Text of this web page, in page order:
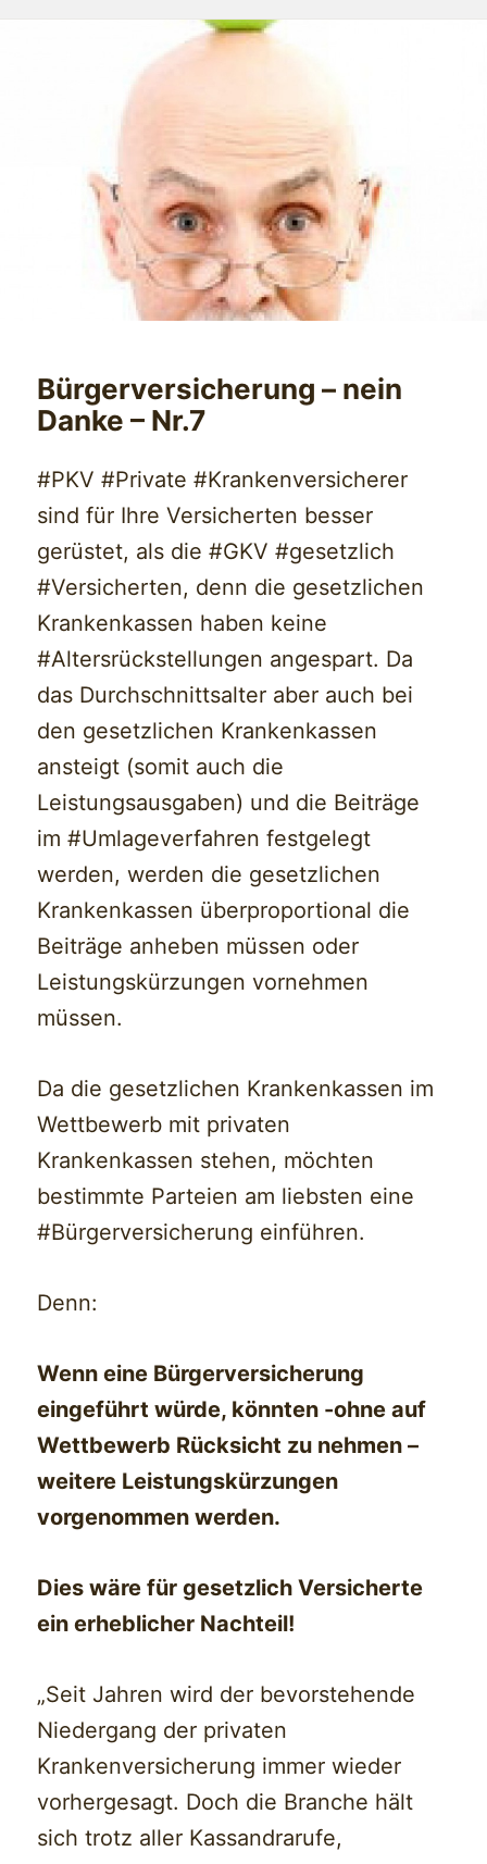
Bürgerversicherung – nein
Danke – Nr.7
#PKV #Private #Krankenversicherer
sind für Ihre Versicherten besser
gerüstet, als die #GKV #gesetzlich
#Versicherten, denn die gesetzlichen
Krankenkassen haben keine
#Altersrückstellungen angespart. Da
das Durchschnittsalter aber auch bei
den gesetzlichen Krankenkassen
ansteigt (somit auch die
Leistungsausgaben) und die Beiträge
im #Umlageverfahren festgelegt
werden, werden die gesetzlichen
Krankenkassen überproportional die
Beiträge anheben müssen oder
Leistungskürzungen vornehmen
müssen.
Da die gesetzlichen Krankenkassen im
Wettbewerb mit privaten
Krankenkassen stehen, möchten
bestimmte Parteien am liebsten eine
#Bürgerversicherung einführen.
Denn:
Wenn eine Bürgerversicherung
eingeführt würde, könnten -ohne auf
Wettbewerb Rücksicht zu nehmen –
weitere Leistungskürzungen
vorgenommen werden.
Dies wäre für gesetzlich Versicherte
ein erheblicher Nachteil!
„Seit Jahren wird der bevorstehende
Niedergang der privaten
Krankenversicherung immer wieder
vorhergesagt. Doch die Branche hält
sich trotz aller Kassandrarufe,